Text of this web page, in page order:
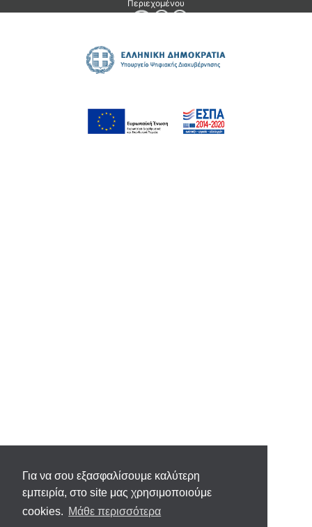
Για να σου εξασφαλίσουμε καλύτερη
εμπειρία, στο site μας χρησιμοποιούμε
cookies. Μάθε περισσότερα